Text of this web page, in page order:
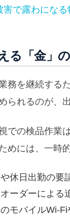
害で露わにな
る「金」
務を継続する
られるのが、
での検品作業
めには、一時
休日出勤の要
ーダーによる
モバイルWi-